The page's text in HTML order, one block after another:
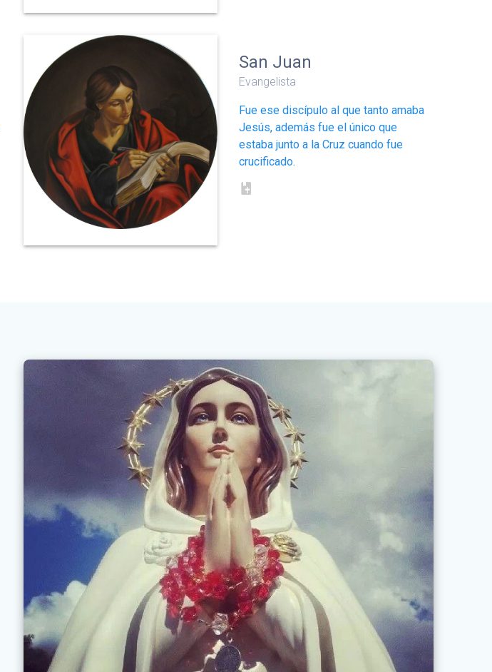
San Juan
Evangelista
Fue ese discípulo al que tanto amaba
Jesús, además fue el único que
estaba junto a la Cruz cuando fue
crucificado.